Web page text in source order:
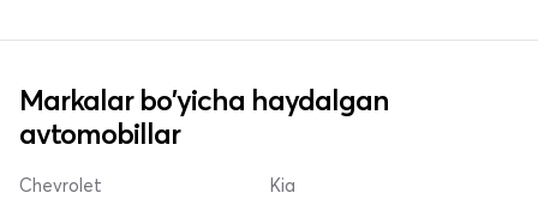
Markalar bo'yicha haydalgan
avtomobillar
Chevrolet Kia